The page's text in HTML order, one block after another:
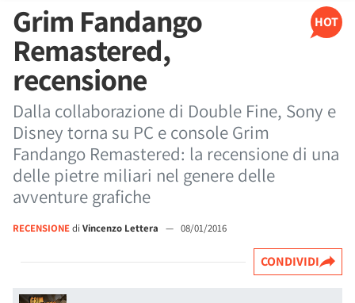
HOT
Grim Fandango
Remastered,
recensione
Dalla collaborazione di Double Fine, Sony e
Disney torna su PC e console Grim
Fandango Remastered: la recensione di una
delle pietre miliari nel genere delle
avventure grafiche
RECENSIONEdi Vincenzo Lettera — 08/01/2016
CONDIVIDI